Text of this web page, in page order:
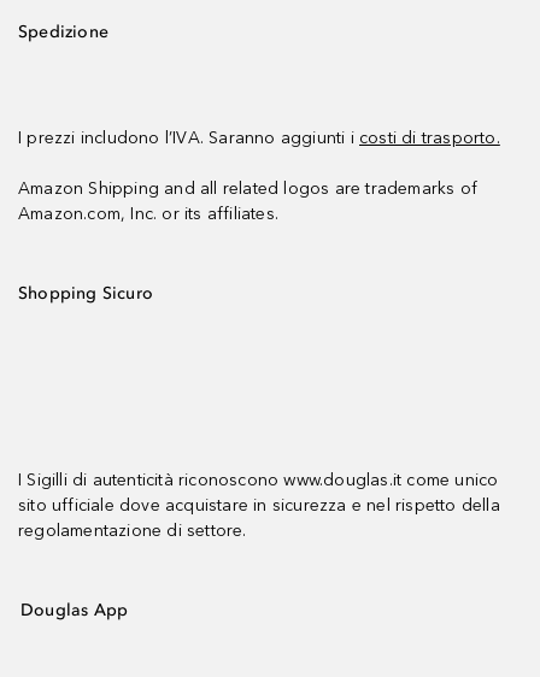
Spedizione
I prezzi includono l’IVA. Saranno aggiunti i costi di trasporto.
Amazon Shipping and all related logos are trademarks of
Amazon.com, Inc. or its affiliates.
Shopping Sicuro
I Sigilli di autenticità riconoscono www.douglas.it come unico
sito ufficiale dove acquistare in sicurezza e nel rispetto della
regolamentazione di settore.
Douglas App